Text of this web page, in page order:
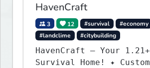
HavenCraft
3 12 #survival #economy
#landclime
#citybuilding
HavenCraft — Your 1.21+
Survival Home! ✦ Custom World